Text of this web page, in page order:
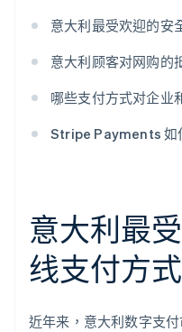
意大利最受欢迎的安
意大利顾客对网购的
哪些支付方式对企业
Stripe Payments 如
意大利最
线支付方式
近年来，意大利数字支